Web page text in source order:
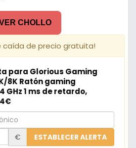
CHOLLO
caída de precio gratuita!
para Glorious Gaming
8K Ratón gaming
GHz 1 ms de retardo,
€ ESTABLECER ALERTA